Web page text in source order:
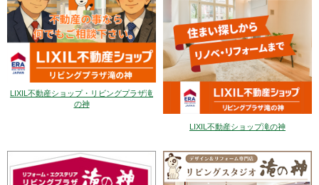
LIXIL不動産ショップ・リビングプラザ滝
の神
LIXIL不動産ショップ滝の神